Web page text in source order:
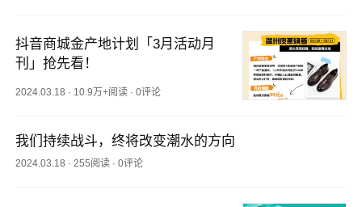
抖音商城金产地计划「3月活动月
刊」抢先看！
2024.03.18 · 10.9万+阅读 ·0评论
我们持续战斗，终将改变潮水的方向
2024.03.18 · 255阅读 ·0评论